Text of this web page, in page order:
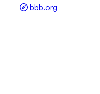
bbb.org